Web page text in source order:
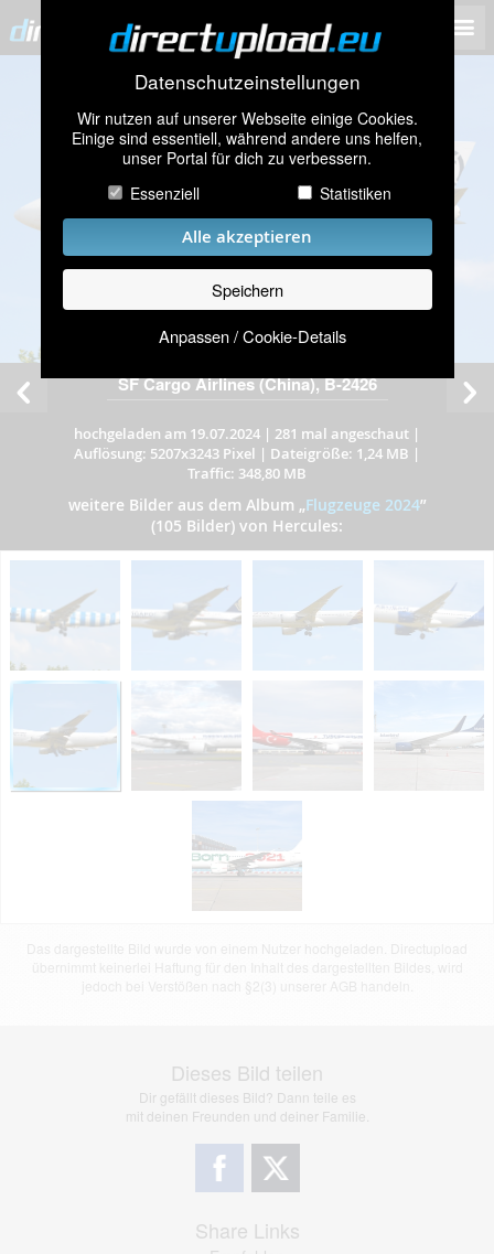
Datenschutzeinstellungen
Wir nutzen auf unserer Webseite einige Cookies.
Einige sind essentiell, während andere uns helfen,
unser Portal für dich zu verbessern.
Essenziell
Statistiken
Alle akzeptieren
Speichern
Anpassen / Cookie-Details
SF Cargo Airlines (China), B-2426
hochgeladen am 19.07.2024 | 281 mal angeschaut |
Auflösung: 5207x3243 Pixel | Dateigröße: 1,24 MB |
Traffic: 348,80 MB
weitere Bilder aus dem Album „Flugzeuge 2024”
(105 Bilder) von Hercules:
Dieses Bild teilen
Dir gefällt dieses Bild? Dann teile es
mit deinen Freunden und deiner Familie.
Share Links